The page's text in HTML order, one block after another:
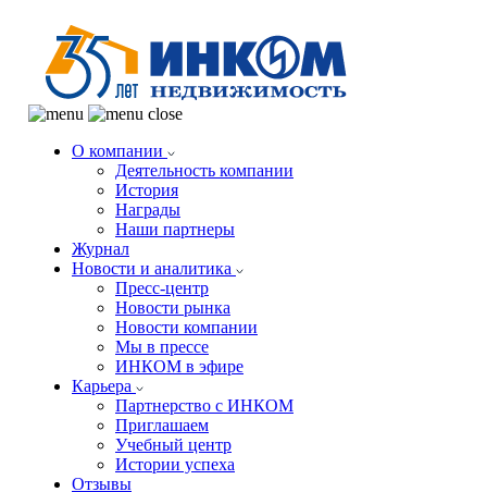
О компании
Деятельность компании
История
Награды
Наши партнеры
Журнал
Новости и аналитика
Пресс-центр
Новости рынка
Новости компании
Мы в прессе
ИНКОМ в эфире
Карьера
Партнерство с ИНКОМ
Приглашаем
Учебный центр
Истории успеха
Отзывы